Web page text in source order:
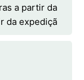
a partir da
da expediçã